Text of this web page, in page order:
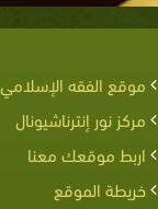
موقع الفقه الإسلامي
مركز نور إنترناشيونال
اربط موقعك معنا
خريطة الموقع